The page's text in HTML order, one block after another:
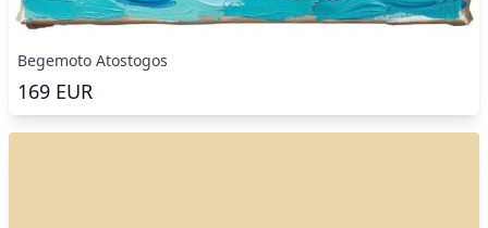
Begemoto Atostogos
169 EUR